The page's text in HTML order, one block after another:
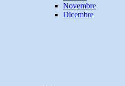
Novembre
Dicembre